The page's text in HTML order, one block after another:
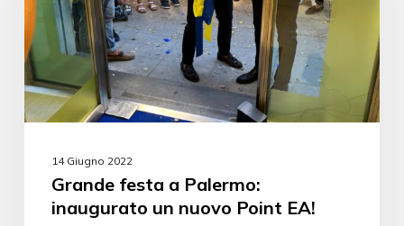
14 Giugno 2022
Grande festa a Palermo:
inaugurato un nuovo Point EA!